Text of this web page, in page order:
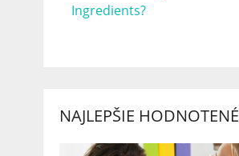
Ingredients?
NAJLEPŠIE HODNOTENÉ